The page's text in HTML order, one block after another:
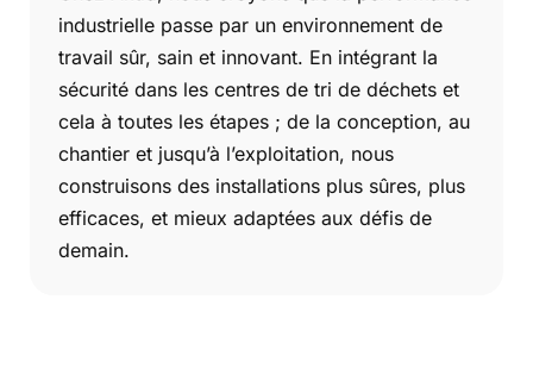
industrielle passe par un environnement de
travail sûr, sain et innovant. En intégrant la
sécurité dans les centres de tri de déchets et
cela à toutes les étapes ; de la conception, au
chantier et jusqu’à l’exploitation, nous
construisons des installations plus sûres, plus
efficaces, et mieux adaptées aux défis de
demain.